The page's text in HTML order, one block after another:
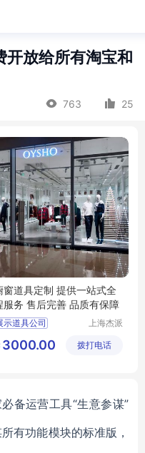
放给所有淘宝和
763 25
窗道具定制 提供一站式全
服务 售后完善 品质有保障
示道具公司
上海杰派
公司
3000.00 拨打电话
备运营工具“生意参谋”
有功能模块的标准版，